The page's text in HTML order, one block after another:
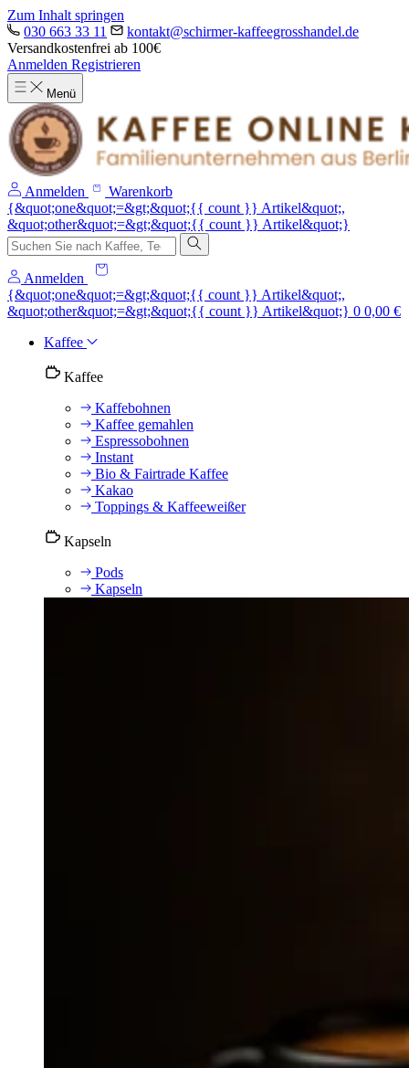
Zum Inhalt springen
030 663 33 11
kontakt@schirmer-kaffeegrosshandel.de
Versandkostenfrei ab 100€
Anmelden Registrieren
Menü
Anmelden
Warenkorb
{&quot;one&quot;=&gt;&quot;{{ count }} Artikel&quot;,
&quot;other&quot;=&gt;&quot;{{ count }} Artikel&quot;}
Anmelden
{&quot;one&quot;=&gt;&quot;{{ count }} Artikel&quot;,
&quot;other&quot;=&gt;&quot;{{ count }} Artikel&quot;} 0 0,00 €
Kaffee
Kaffee
Kaffebohnen
Kaffee gemahlen
Espressobohnen
Instant
Bio & Fairtrade Kaffee
Kakao
Toppings & Kaffeeweißer
Kapseln
Pods
Kapseln